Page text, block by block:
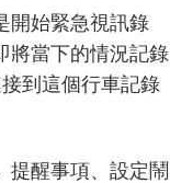
開始緊急視訊錄
將當下的情況記錄
到這個行車記錄
提醒事項、設定鬧